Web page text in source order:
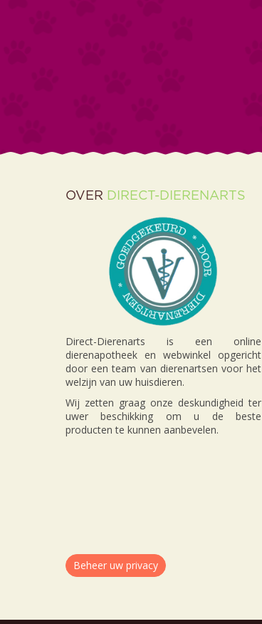
OVER DIRECT-DIERENARTS
Direct-Dierenarts is een online
dierenapotheek en webwinkel opgericht
door een team van dierenartsen voor het
welzijn van uw huisdieren.
Wij zetten graag onze deskundigheid ter
uwer beschikking om u de beste
producten te kunnen aanbevelen.
Beheer uw privacy